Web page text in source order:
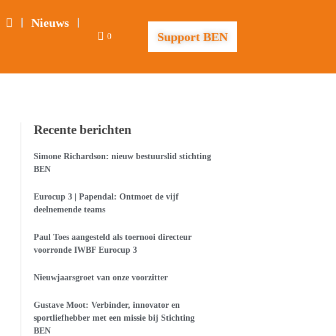
Nieuws
0 Support BEN
Recente berichten
Simone Richardson: nieuw bestuurslid stichting
BEN
Eurocup 3 | Papendal: Ontmoet de vijf
deelnemende teams
Paul Toes aangesteld als toernooi directeur
voorronde IWBF Eurocup 3
Nieuwjaarsgroet van onze voorzitter
Gustave Moot: Verbinder, innovator en
sportliefhebber met een missie bij Stichting
BEN